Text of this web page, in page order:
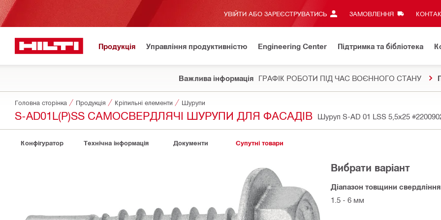
УВІЙТИ АБО ЗАРЕЄСТРУВАТИСЬ ЗАМОВЛЕННЯ
Продукція Управління продуктивністю Engineering Center Підтримка та бібліотека
Важлива інформація ГРАФІК РОБОТИ ПІД ЧАС ВОЄННОГО СТАНУ
Головна сторінка Продукція Кріпильні елементи Шурупи
S-AD01L(P)SS САМОСВЕРДЛЯЧІ ШУРУПИ ДЛЯ ФАСАДІВ Шуруп S-AD 01 LSS 5,5x25
Конфігуратор Технічна інформація Документи Супутні товари
Вибрати варіант
Діапазон товщини свердління
1.5 - 6 мм